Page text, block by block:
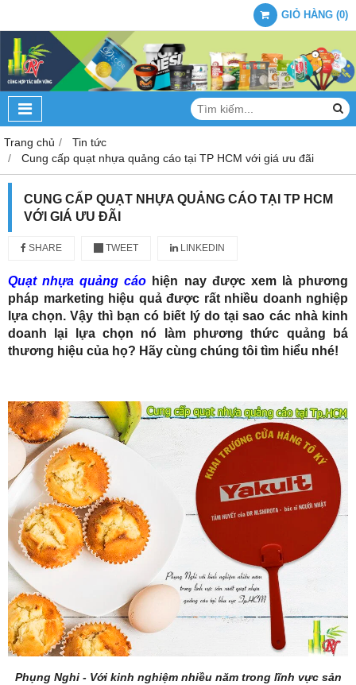
GIỎ HÀNG (0)
Trang chủ
Tin tức
Cung cấp quạt nhựa quảng cáo tại TP HCM với giá ưu đãi
CUNG CẤP QUẠT NHỰA QUẢNG CÁO TẠI TP HCM
VỚI GIÁ ƯU ĐÃI
SHARE TWEET LINKEDIN
Quạt nhựa quảng cáo hiện nay được xem là phương
pháp marketing hiệu quả được rất nhiều doanh nghiệp
lựa chọn. Vậy thì bạn có biết lý do tại sao các nhà kinh
doanh lại lựa chọn nó làm phương thức quảng bá
thương hiệu của họ? Hãy cùng chúng tôi tìm hiểu nhé!
Phụng Nghi - Với kinh nghiệm nhiều năm trong lĩnh vực sản